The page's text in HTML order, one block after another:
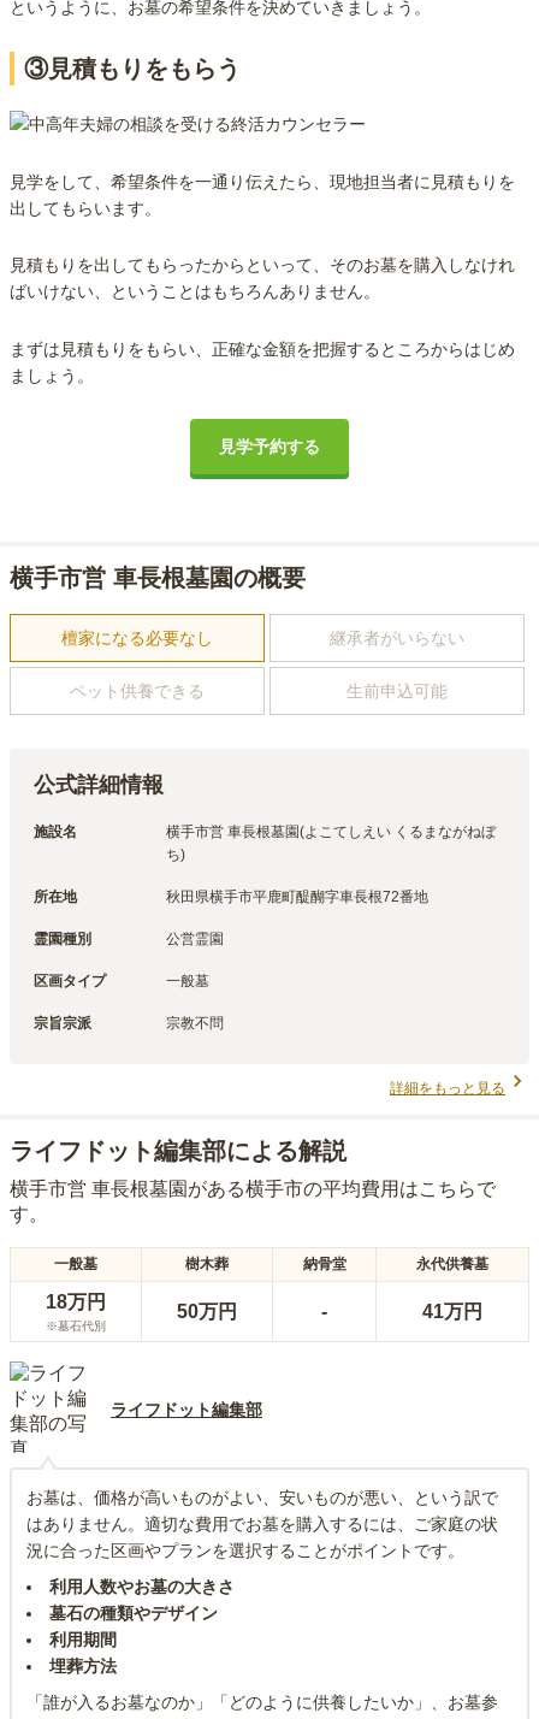
というように、お墓の希望条件を決めていきましょう。
③見積もりをもらう
見学をして、希望条件を一通り伝えたら、現地担当者に見積もりを
出してもらいます。
見積もりを出してもらったからといって、そのお墓を購入しなけれ
ばいけない、ということはもちろんありません。
まずは見積もりをもらい、正確な金額を把握するところからはじめ
ましょう。
見学予約する
横手市営 車長根墓園の概要
檀家になる必要なし 継承者がいらない
ペット供養できる 生前申込可能
公式詳細情報
施設名
横手市営 車長根墓園(よこてしえい くるまながねぼ
ち)
所在地 秋田県横手市平鹿町醍醐字車長根72番地
霊園種別 公営霊園
区画タイプ 一般墓
宗旨宗派 宗教不問
詳細をもっと見る
ライフドット編集部による解説
横手市営 車長根墓園 がある横手市の平均費用はこちらで
す。
一般墓 樹木葬 納骨堂 永代供養墓
18万円
※墓石代別
50万円 - 41万円
ライフドット編集部
お墓は、価格が高いものがよい、安いものが悪い、という訳で
はありません。適切な費用でお墓を購入するには、ご家庭の状
況に合った区画やプランを選択することがポイントです。
利用人数やお墓の大きさ
墓石の種類やデザイン
利用期間
埋葬方法
「誰が入るお墓なのか」「どのように供養したいか」、お墓参